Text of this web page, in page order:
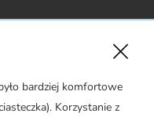
bardziej komfortowe
Korzystanie z